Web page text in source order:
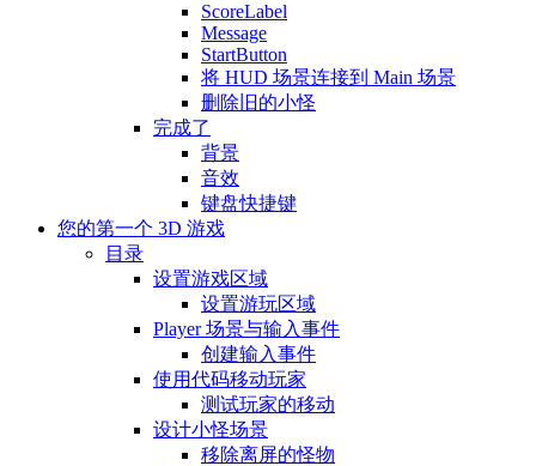
ScoreLabel
Message
StartButton
将 HUD 场景连接到 Main 场景
删除旧的小怪
完成了
背景
音效
键盘快捷键
您的第一个 3D 游戏
目录
设置游戏区域
设置游玩区域
Player 场景与输入事件
创建输入事件
使用代码移动玩家
测试玩家的移动
设计小怪场景
移除离屏的怪物